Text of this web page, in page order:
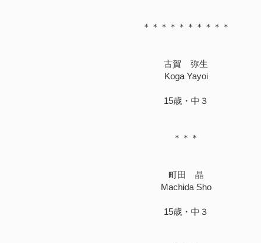
＊＊＊＊＊＊＊＊＊＊
古賀 弥生
Koga Yayoi
15歳・中３
＊＊＊
町田 晶
Machida Sho
15歳・中３